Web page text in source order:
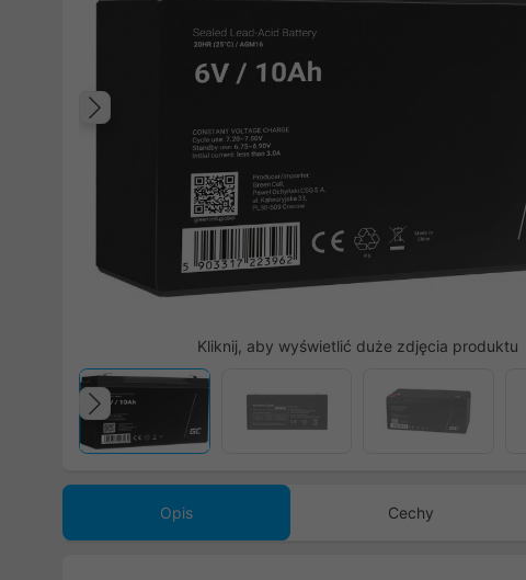
Poprzedni
Kliknij, aby wyświetlić duże zdjęcia produktu
Poprzedni
Opis Cechy